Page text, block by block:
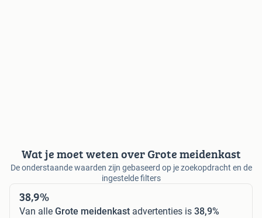
Wat je moet weten over Grote meidenkast
De onderstaande waarden zijn gebaseerd op je zoekopdracht en de
ingestelde filters
38,9%
Van alle Grote meidenkast advertenties is 38,9%